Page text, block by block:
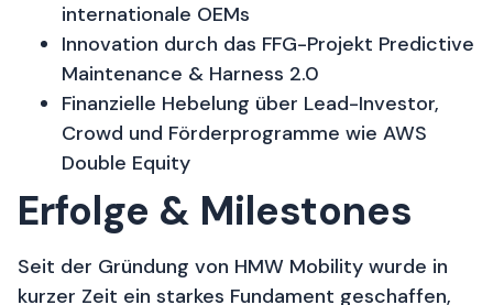
internationale OEMs
Innovation durch das FFG-Projekt Predictive
Maintenance & Harness 2.0
Finanzielle Hebelung über Lead-Investor,
Crowd und Förderprogramme wie AWS
Double Equity
Erfolge & Milestones​
Seit der Gründung von HMW Mobility wurde in
kurzer Zeit ein starkes Fundament geschaffen,